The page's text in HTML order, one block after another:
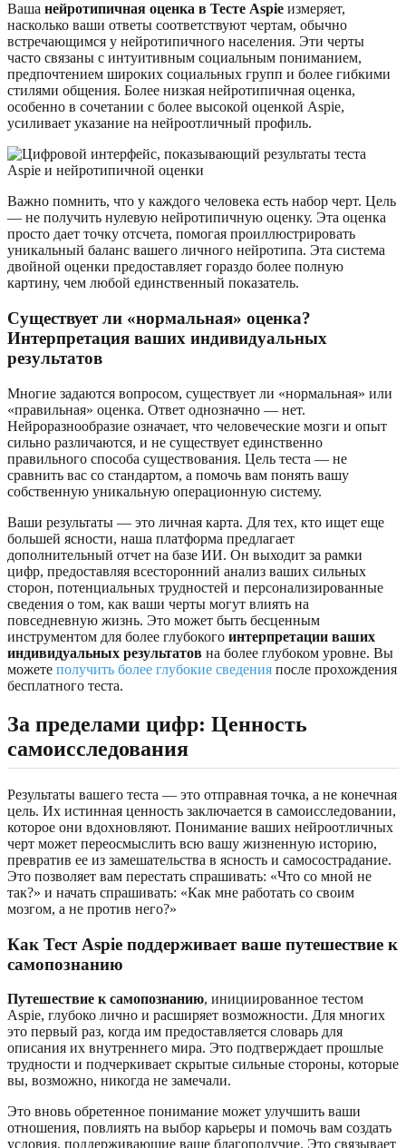
Ваша нейротипичная оценка в Тесте Aspie измеряет,
насколько ваши ответы соответствуют чертам, обычно
встречающимся у нейротипичного населения. Эти черты
часто связаны с интуитивным социальным пониманием,
предпочтением широких социальных групп и более гибкими
стилями общения. Более низкая нейротипичная оценка,
особенно в сочетании с более высокой оценкой Aspie,
усиливает указание на нейроотличный профиль.
Важно помнить, что у каждого человека есть набор черт. Цель
— не получить нулевую нейротипичную оценку. Эта оценка
просто дает точку отсчета, помогая проиллюстрировать
уникальный баланс вашего личного нейротипа. Эта система
двойной оценки предоставляет гораздо более полную
картину, чем любой единственный показатель.
Существует ли «нормальная» оценка?
Интерпретация ваших индивидуальных
результатов
Многие задаются вопросом, существует ли «нормальная» или
«правильная» оценка. Ответ однозначно — нет.
Нейроразнообразие означает, что человеческие мозги и опыт
сильно различаются, и не существует единственно
правильного способа существования. Цель теста — не
сравнить вас со стандартом, а помочь вам понять вашу
собственную уникальную операционную систему.
Ваши результаты — это личная карта. Для тех, кто ищет еще
большей ясности, наша платформа предлагает
дополнительный отчет на базе ИИ. Он выходит за рамки
цифр, предоставляя всесторонний анализ ваших сильных
сторон, потенциальных трудностей и персонализированные
сведения о том, как ваши черты могут влиять на
повседневную жизнь. Это может быть бесценным
инструментом для более глубокого интерпретации ваших
индивидуальных результатов на более глубоком уровне. Вы
можете получить более глубокие сведения после прохождения
бесплатного теста.
За пределами цифр: Ценность
самоисследования
Результаты вашего теста — это отправная точка, а не конечная
цель. Их истинная ценность заключается в самоисследовании,
которое они вдохновляют. Понимание ваших нейроотличных
черт может переосмыслить всю вашу жизненную историю,
превратив ее из замешательства в ясность и самосострадание.
Это позволяет вам перестать спрашивать: «Что со мной не
так?» и начать спрашивать: «Как мне работать со своим
мозгом, а не против него?»
Как Тест Aspie поддерживает ваше путешествие к
самопознанию
Путешествие к самопознанию, инициированное тестом
Aspie, глубоко лично и расширяет возможности. Для многих
это первый раз, когда им предоставляется словарь для
описания их внутреннего мира. Это подтверждает прошлые
трудности и подчеркивает скрытые сильные стороны, которые
вы, возможно, никогда не замечали.
Это вновь обретенное понимание может улучшить ваши
отношения, повлиять на выбор карьеры и помочь вам создать
условия, поддерживающие ваше благополучие. Это связывает